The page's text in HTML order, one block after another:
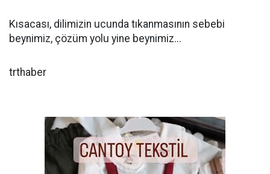
Kısacası, dilimizin ucunda tıkanmasının sebebi
beynimiz, çözüm yolu yine beynimiz...
trthaber